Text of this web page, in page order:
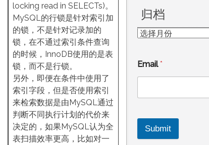
locking read in SELECTs)。
MySQL的行锁是针对索引加
的锁，不是针对记录加的
锁，在不通过索引条件查询
的时候，InnoDB使用的是表
锁，而不是行锁。
另外，即便在条件中使用了
索引字段，但是否使用索引
来检索数据是由MySQL通过
判断不同执行计划的代价来
决定的，如果MySQL认为全
表扫描效率更高，比如对一
归档
归
Email*
Submit